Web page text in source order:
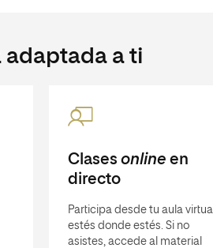
a ti
Clases online en
directo
Participa desde tu aula virtual,
estés donde estés. Si no
asistes, accede al material